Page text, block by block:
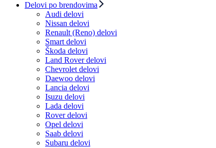
Delovi po brendovima
Audi delovi
Nissan delovi
Renault (Reno) delovi
Smart delovi
Škoda delovi
Land Rover delovi
Chevrolet delovi
Daewoo delovi
Lancia delovi
Isuzu delovi
Lada delovi
Rover delovi
Opel delovi
Saab delovi
Subaru delovi